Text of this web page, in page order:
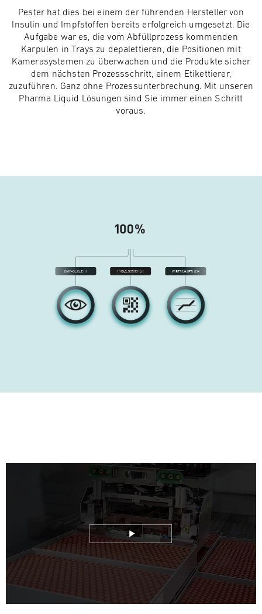
Pester hat dies bei einem der führenden Hersteller von
Insulin und Impfstoffen bereits erfolgreich umgesetzt. Die
Aufgabe war es, die vom Abfüllprozess kommenden
Karpulen in Trays zu depalettieren, die Positionen mit
Kamerasystemen zu überwachen und die Produkte sicher
dem nächsten Prozessschritt, einem Etikettierer,
zuzuführen. Ganz ohne Prozessunterbrechung. Mit unseren
Pharma Liquid Lösungen sind Sie immer einen Schritt
voraus.